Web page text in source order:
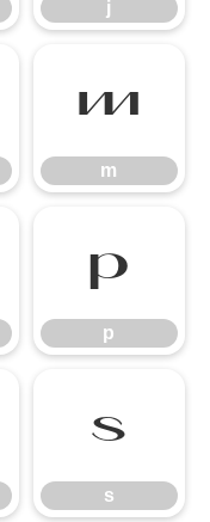
j
m
m
p
p
s
s